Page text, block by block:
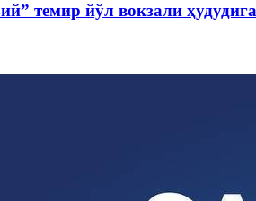
темир йўл вокзали